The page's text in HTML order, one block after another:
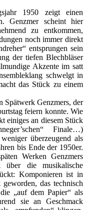
1950 zeigt einen
Genzmer scheint hier
zu entkommen,
noch immer direkt
entsprungen sein
der tiefen Blechbläser
Akzente im satt
schwelgt in
das Stück zu einem
Spätwerk Genzmers, der
feiern konnte. Wie
einiges an diesem Stück
Finale…)
überzeugend als
bis Ende der 1950er.
Werken Genzmers
über die musikalische
Komponieren ist in
das technisch
„auf dem Papier“ als
sie an Geschmack